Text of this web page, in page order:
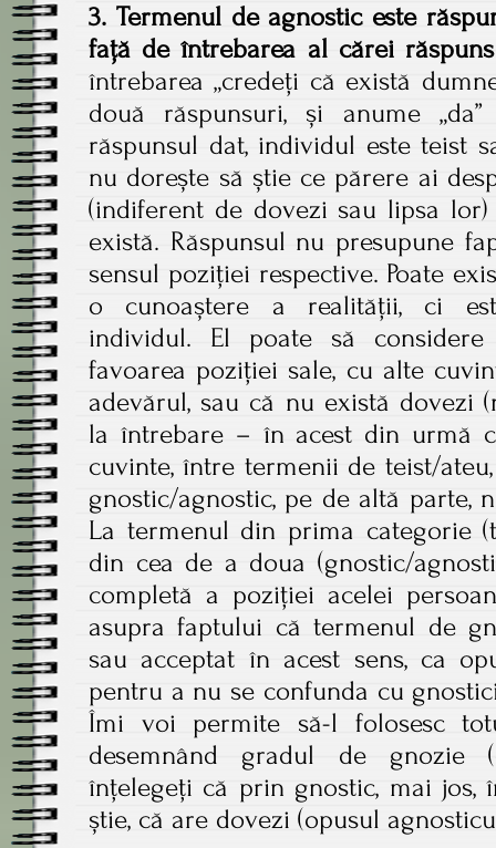
3. Termenul de agnostic este
față de întrebarea al cărei răspuns
întrebarea „credeți că există
două răspunsuri, și anume
răspunsul dat, individul este teist
nu dorește să știe ce părere ai
(indiferent de dovezi sau lipsa
există. Răspunsul nu presupune
sensul poziției respective. Poate
o cunoaștere a realității, ci
individul. El poate să
favoarea poziției sale, cu alte
adevărul, sau că nu există dovezi
la întrebare – în acest din urmă
cuvinte, între termenii de teist/
gnostic/agnostic, pe de altă parte,
La termenul din prima categorie
din cea de a doua (gnostic/
completă a poziției acelei
asupra faptului că termenul de
sau acceptat în acest sens, ca
pentru a nu se confunda cu
Îmi voi permite să-l folosesc
desemnând gradul de gnozie
înțelegeți că prin gnostic, mai jos,
știe, că are dovezi (opusul